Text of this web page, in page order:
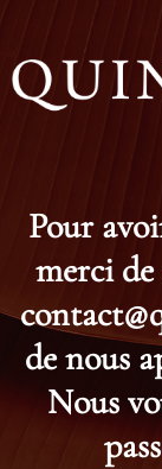
Pour
merci
de nous
Nous